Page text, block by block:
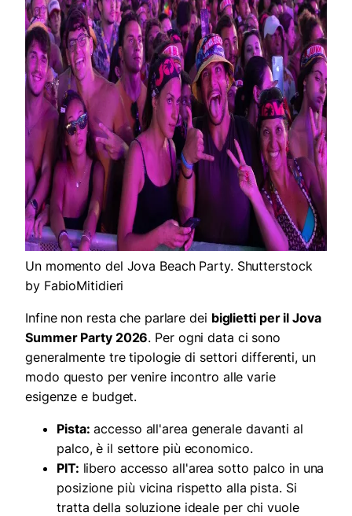
Un momento del Jova Beach Party. Shutterstock
by FabioMitidieri
Infine non resta che parlare dei biglietti per il Jova
Summer Party 2026. Per ogni data ci sono
generalmente tre tipologie di settori differenti, un
modo questo per venire incontro alle varie
esigenze e budget.
Pista: accesso all'area generale davanti al
palco, è il settore più economico.
PIT: libero accesso all'area sotto palco in una
posizione più vicina rispetto alla pista. Si
tratta della soluzione ideale per chi vuole